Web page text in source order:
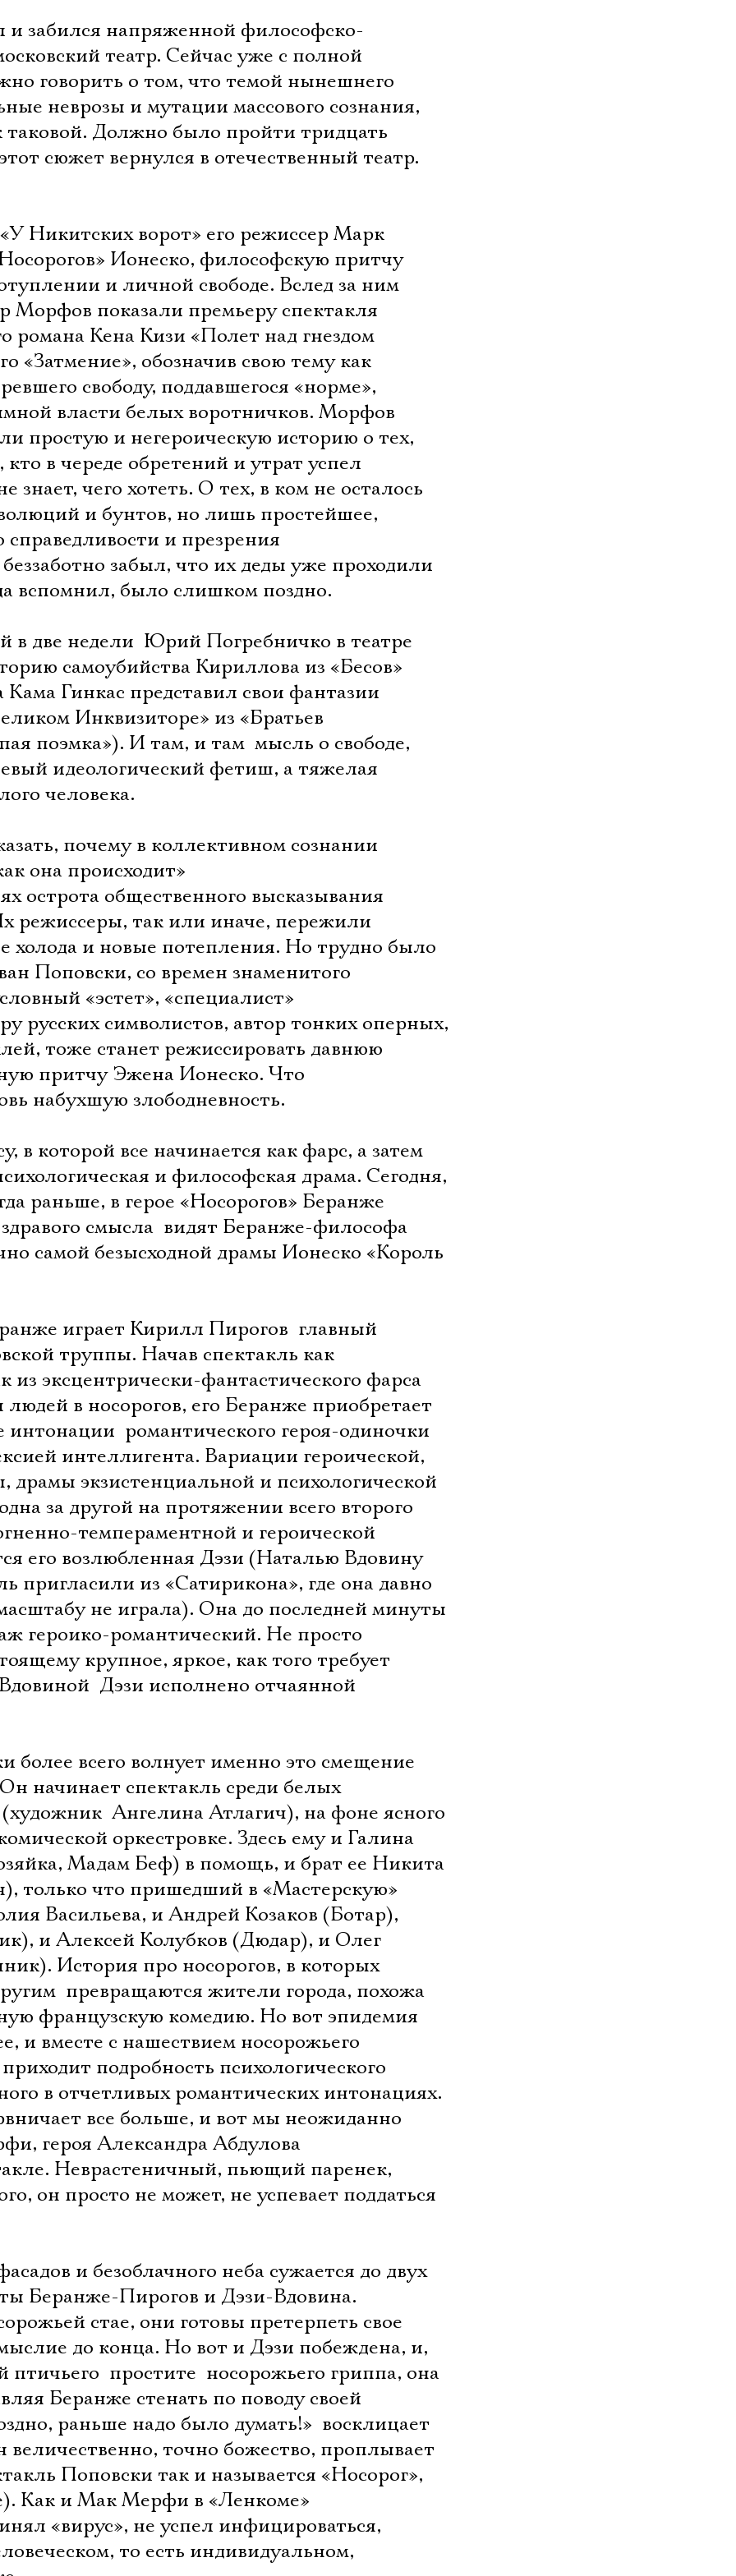
и забился напряженной философско-
театр. Сейчас уже с полной
говорить о том, что темой нынешнего
неврозы и мутации массового сознания,
таковой. Должно было пройти тридцать
сюжет вернулся в отечественный театр.
Никитских ворот» его режиссер Марк
Ионеско, философскую притчу
и личной свободе. Вслед за ним
Морфов показали премьеру спектакля
романа Кена Кизи «Полет над гнездом
«Затмение», обозначив свою тему как
свободу, поддавшегося «норме»,
власти белых воротничков. Морфов
простую и негероическую историю о тех,
в череде обретений и утрат успел
знает, чего хотеть. О тех, в ком не осталось
и бунтов, но лишь простейшее,
справедливости и презрения
забыл, что их деды уже проходили
вспомнил, было слишком поздно.
в две недели  Юрий Погребничко в театре
самоубийства Кириллова из «Бесов»
Кама Гинкас представил свои фантазии
Инквизиторе» из «Братьев
поэмка»). И там, и там  мысль о свободе,
идеологический фетиш, а тяжелая
человека.
почему в коллективном сознании
она происходит»
острота общественного высказывания 
режиссеры, так или иначе, пережили
холода и новые потепления. Но трудно было
Поповски, со времен знаменитого
«эстет», «специалист»
русских символистов, автор тонких оперных,
тоже станет режиссировать давнюю
притчу Эжена Ионеско. Что
набухшую злободневность.
в которой все начинается как фарс, а затем
и философская драма. Сегодня,
раньше, в герое «Носорогов» Беранже 
смысла  видят Беранже-философа
самой безысходной драмы Ионеско «Король
играет Кирилл Пирогов  главный
труппы. Начав спектакль как
из эксцентрически-фантастического фарса
в носорогов, его Беранже приобретает
 романтического героя-одиночки
интеллигента. Вариации героической,
драмы экзистенциальной и психологической
за другой на протяжении всего второго
темпераментной и героической
его возлюбленная Дэзи (Наталью Вдовину
пригласили из «Сатирикона», где она давно
не играла). Она до последней минуты
героико-романтический. Не просто
крупное, яркое, как того требует
 Дэзи исполнено отчаянной
более всего волнует именно это смещение
начинает спектакль среди белых
 Ангелина Атлагич), на фоне ясного
оркестровке. Здесь ему и Галина
Мадам Беф) в помощь, и брат ее Никита
только что пришедший в «Мастерскую»
Васильева, и Андрей Козаков (Ботар),
и Алексей Колубков (Дюдар), и Олег
История про носорогов, в которых
 превращаются жители города, похожа
французскую комедию. Но вот эпидемия
и вместе с нашествием носорожьего
подробность психологического
в отчетливых романтических интонациях.
все больше, и вот мы неожиданно
героя Александра Абдулова
Неврастеничный, пьющий паренек,
он просто не может, не успевает поддаться
и безоблачного неба сужается до двух
Беранже-Пирогов и Дэзи-Вдовина.
стае, они готовы претерпеть свое
до конца. Но вот и Дэзи побеждена, и,
 простите  носорожьего гриппа, она
Беранже стенать по поводу своей
раньше надо было думать!»  восклицает
величественно, точно божество, проплывает
Поповски так и называется «Носорог»,
Как и Мак Мерфи в «Ленкоме»
«вирус», не успел инфицироваться,
то есть индивидуальном,
Электропочта
Ознакомиться